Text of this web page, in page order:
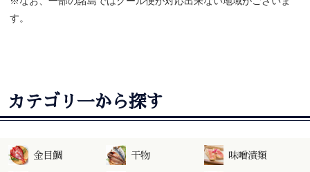
す。
カテゴリ一から探す
金目鯛 干物 味噌漬類